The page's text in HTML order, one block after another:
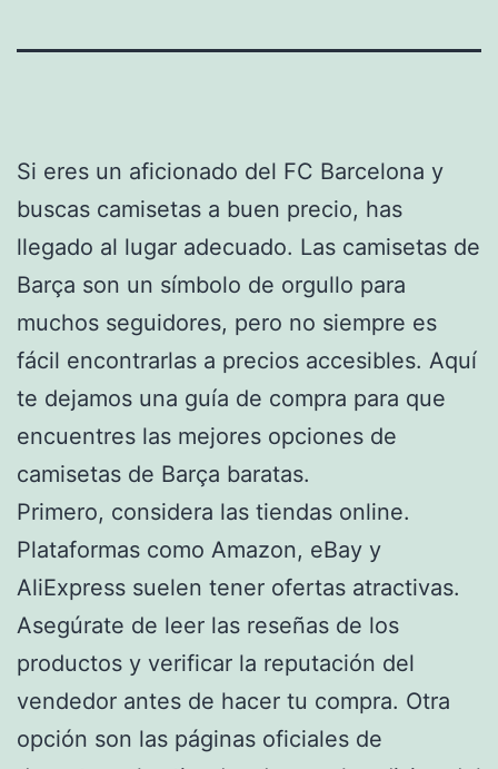
Si eres un aficionado del FC Barcelona y
buscas camisetas a buen precio, has
llegado al lugar adecuado. Las camisetas de
Barça son un símbolo de orgullo para
muchos seguidores, pero no siempre es
fácil encontrarlas a precios accesibles. Aquí
te dejamos una guía de compra para que
encuentres las mejores opciones de
camisetas de Barça baratas.
Primero, considera las tiendas online.
Plataformas como Amazon, eBay y
AliExpress suelen tener ofertas atractivas.
Asegúrate de leer las reseñas de los
productos y verificar la reputación del
vendedor antes de hacer tu compra. Otra
opción son las páginas oficiales de